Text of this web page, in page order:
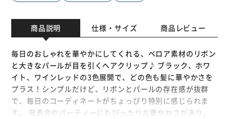
商品説明 仕様・サイズ 商品レビュー
毎日のおしゃれを華やかにしてくれる、ベロア素材のリボン
と大きなパールが目を引くヘアクリップ♪ ブラック、ホワ
イト、ワインレッドの3色展開で、どの色も髪に華やかさを
プラス！シンプルだけど、リボンとパールの存在感が抜群
で、毎日のコーディネートがちょっぴり特別に感じられま
す。 発表会やパーティーにもぴったりな華やかさがあり、